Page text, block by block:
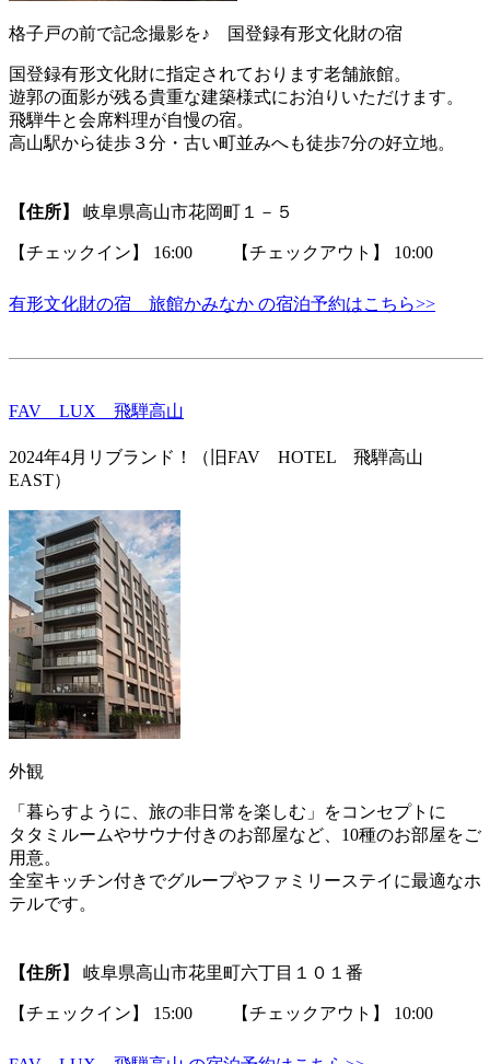
格子戸の前で記念撮影を♪ 国登録有形文化財の宿
国登録有形文化財に指定されております老舗旅館。
遊郭の面影が残る貴重な建築様式にお泊りいただけます。
飛騨牛と会席料理が自慢の宿。
高山駅から徒歩３分・古い町並みへも徒歩7分の好立地。
【住所】 岐阜県高山市花岡町１－５
【チェックイン】 16:00 【チェックアウト】 10:00
有形文化財の宿 旅館かみなか の宿泊予約はこちら>>
FAV LUX 飛騨高山
2024年4月リブランド！（旧FAV HOTEL 飛騨高山
EAST）
外観
「暮らすように、旅の非日常を楽しむ」をコンセプトに
タタミルームやサウナ付きのお部屋など、10種のお部屋をご
用意。
全室キッチン付きでグループやファミリーステイに最適なホ
テルです。
【住所】 岐阜県高山市花里町六丁目１０１番
【チェックイン】 15:00 【チェックアウト】 10:00